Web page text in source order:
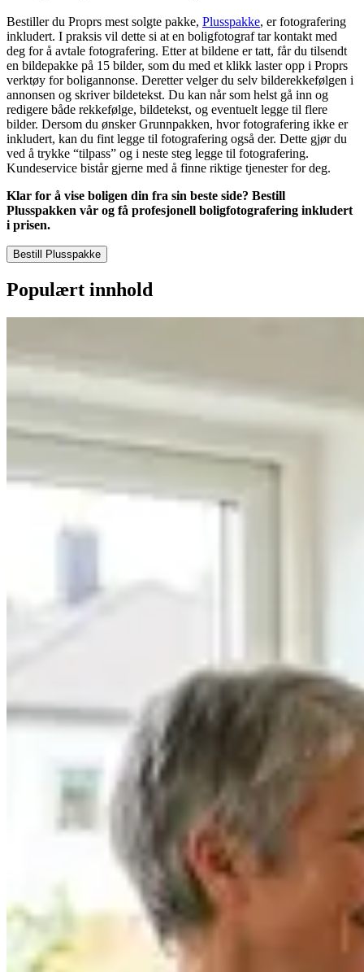
Bestiller du Proprs mest solgte pakke, Plusspakke, er fotografering
inkludert. I praksis vil dette si at en boligfotograf tar kontakt med
deg for å avtale fotografering. Etter at bildene er tatt, får du tilsendt
en bildepakke på 15 bilder, som du med et klikk laster opp i Proprs
verktøy for boligannonse. Deretter velger du selv bilderekkefølgen i
annonsen og skriver bildetekst. Du kan når som helst gå inn og
redigere både rekkefølge, bildetekst, og eventuelt legge til flere
bilder. Dersom du ønsker Grunnpakken, hvor fotografering ikke er
inkludert, kan du fint legge til fotografering også der. Dette gjør du
ved å trykke “tilpass” og i neste steg legge til fotografering.
Kundeservice bistår gjerne med å finne riktige tjenester for deg.
Klar for å vise boligen din fra sin beste side? Bestill
Plusspakken vår og få profesjonell boligfotografering inkludert
i prisen.
Bestill Plusspakke
Populært innhold